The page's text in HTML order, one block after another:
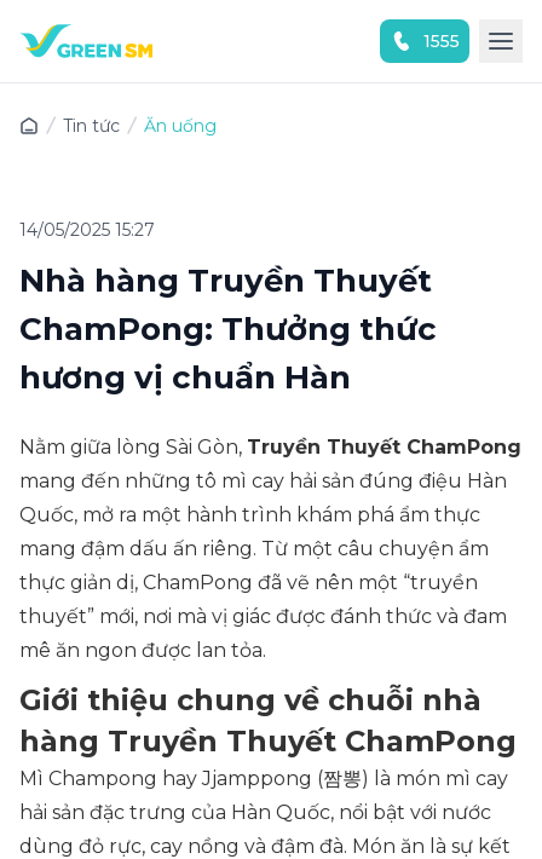
1555
Tin tức Ăn uống
14/05/2025 15:27
Nhà hàng Truyền Thuyết
ChamPong: Thưởng thức
hương vị chuẩn Hàn
Nằm giữa lòng Sài Gòn, Truyền Thuyết ChamPong
mang đến những tô mì cay hải sản đúng điệu Hàn
Quốc, mở ra một hành trình khám phá ẩm thực
mang đậm dấu ấn riêng. Từ một câu chuyện ẩm
thực giản dị, ChamPong đã vẽ nên một “truyền
thuyết” mới, nơi mà vị giác được đánh thức và đam
mê ăn ngon được lan tỏa.
Giới thiệu chung về chuỗi nhà
hàng Truyền Thuyết ChamPong
Mì Champong hay Jjamppong (짬뽕) là món mì cay
hải sản đặc trưng của Hàn Quốc, nổi bật với nước
dùng đỏ rực, cay nồng và đậm đà. Món ăn là sự kết